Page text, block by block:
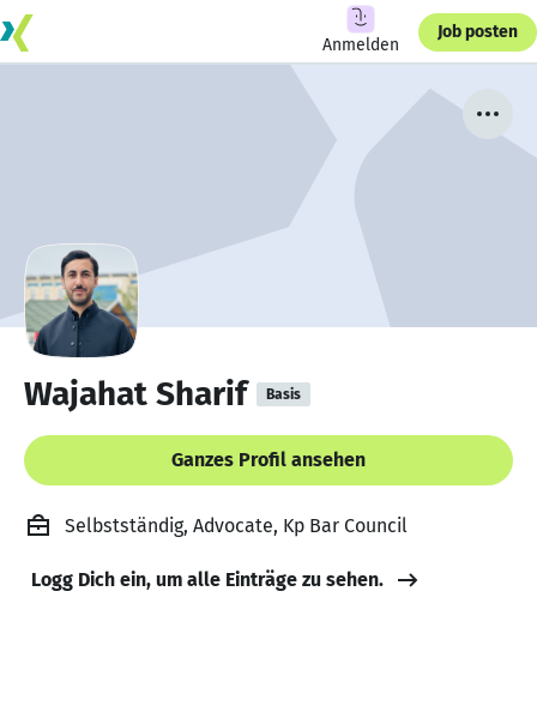
Anmelden
Job posten
Wajahat Sharif Basis
Ganzes Profil ansehen
Selbstständig, Advocate, Kp Bar Council
Logg Dich ein, um alle Einträge zu sehen.